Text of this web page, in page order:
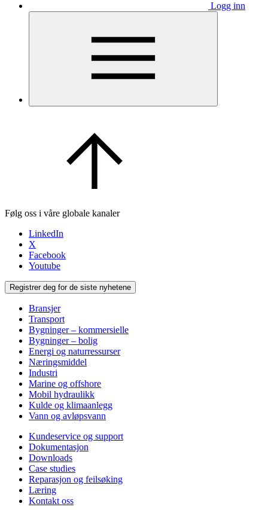
Logg inn
Følg oss i våre globale kanaler
LinkedIn
X
Facebook
Youtube
Registrer deg for de siste nyhetene
Bransjer
Transport
Bygninger – kommersielle
Bygninger – bolig
Energi og naturressurser
Næringsmiddel
Industri
Marine og offshore
Mobil hydraulikk
Kulde og klimaanlegg
Vann og avløpsvann
Kundeservice og support
Dokumentasjon
Downloads
Case studies
Reparasjon og feilsøking
Læring
Kontakt oss